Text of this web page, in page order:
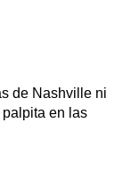
de Nashville ni
en las